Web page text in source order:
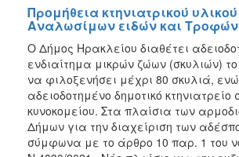
2022
2021
2020
2019
2018
2017
2016
Προμήθεια κτηνιατρικού
Αναλωσίμων ειδών και Τροφών
O Δήμος Ηρακλείου διαθέτει
ενδιαίτημα μικρών ζώων (σκυλιών)
να φιλοξενήσει μέχρι 80 σκυλιά, ενώ
αδειοδοτημένο δημοτικό κτηνιατρείο
κυνοκομείου. Στα πλαίσια των
Δήμων για την διαχείριση των
σύμφωνα με το άρθρο 10 παρ. 1 του